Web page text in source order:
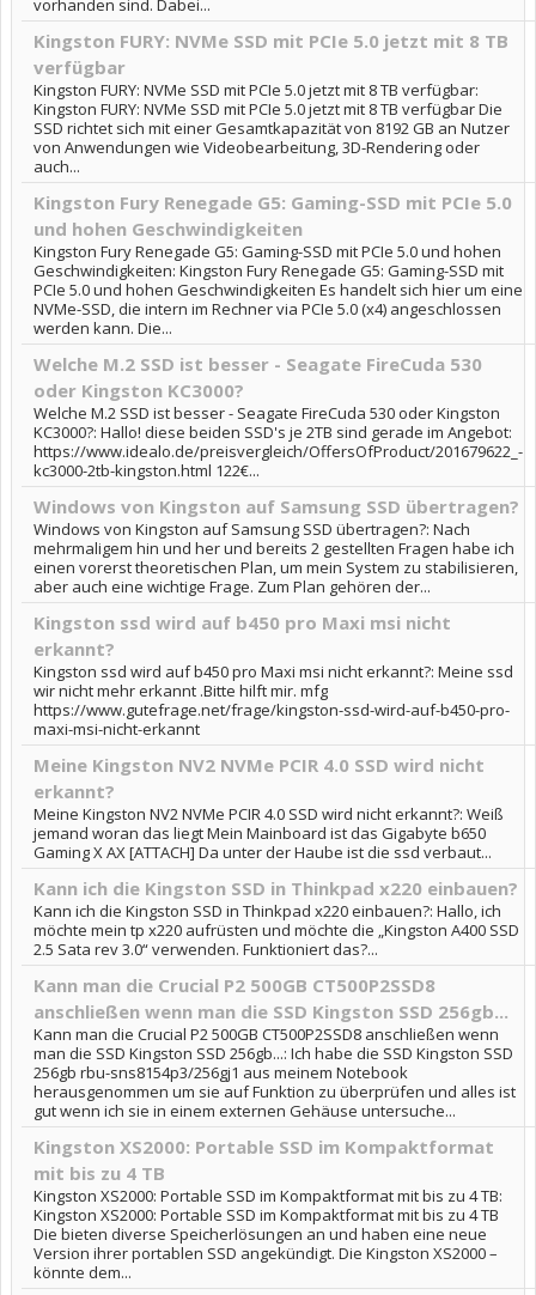
vorhanden sind. Dabei...
Kingston FURY: NVMe SSD mit PCIe 5.0 jetzt mit 8 TB
verfügbar
Kingston FURY: NVMe SSD mit PCIe 5.0 jetzt mit 8 TB verfügbar:
Kingston FURY: NVMe SSD mit PCIe 5.0 jetzt mit 8 TB verfügbar Die
SSD richtet sich mit einer Gesamtkapazität von 8192 GB an Nutzer
von Anwendungen wie Videobearbeitung, 3D-Rendering oder
auch...
Kingston Fury Renegade G5: Gaming-SSD mit PCIe 5.0
und hohen Geschwindigkeiten
Kingston Fury Renegade G5: Gaming-SSD mit PCIe 5.0 und hohen
Geschwindigkeiten: Kingston Fury Renegade G5: Gaming-SSD mit
PCIe 5.0 und hohen Geschwindigkeiten Es handelt sich hier um eine
NVMe-SSD, die intern im Rechner via PCIe 5.0 (x4) angeschlossen
werden kann. Die...
Welche M.2 SSD ist besser - Seagate FireCuda 530
oder Kingston KC3000?
Welche M.2 SSD ist besser - Seagate FireCuda 530 oder Kingston
KC3000?: Hallo! diese beiden SSD's je 2TB sind gerade im Angebot:
https://www.idealo.de/preisvergleich/OffersOfProduct/201679622_-
kc3000-2tb-kingston.html 122€...
Windows von Kingston auf Samsung SSD übertragen?
Windows von Kingston auf Samsung SSD übertragen?: Nach
mehrmaligem hin und her und bereits 2 gestellten Fragen habe ich
einen vorerst theoretischen Plan, um mein System zu stabilisieren,
aber auch eine wichtige Frage. Zum Plan gehören der...
Kingston ssd wird auf b450 pro Maxi msi nicht
erkannt?
Kingston ssd wird auf b450 pro Maxi msi nicht erkannt?: Meine ssd
wir nicht mehr erkannt .Bitte hilft mir. mfg
https://www.gutefrage.net/frage/kingston-ssd-wird-auf-b450-pro-
maxi-msi-nicht-erkannt
Meine Kingston NV2 NVMe PCIR 4.0 SSD wird nicht
erkannt?
Meine Kingston NV2 NVMe PCIR 4.0 SSD wird nicht erkannt?: Weiß
jemand woran das liegt Mein Mainboard ist das Gigabyte b650
Gaming X AX [ATTACH] Da unter der Haube ist die ssd verbaut...
Kann ich die Kingston SSD in Thinkpad x220 einbauen?
Kann ich die Kingston SSD in Thinkpad x220 einbauen?: Hallo, ich
möchte mein tp x220 aufrüsten und möchte die „Kingston A400 SSD
2.5 Sata rev 3.0“ verwenden. Funktioniert das?...
Kann man die Crucial P2 500GB CT500P2SSD8
anschließen wenn man die SSD Kingston SSD 256gb...
Kann man die Crucial P2 500GB CT500P2SSD8 anschließen wenn
man die SSD Kingston SSD 256gb...: Ich habe die SSD Kingston SSD
256gb rbu-sns8154p3/256gj1 aus meinem Notebook
herausgenommen um sie auf Funktion zu überprüfen und alles ist
gut wenn ich sie in einem externen Gehäuse untersuche...
Kingston XS2000: Portable SSD im Kompaktformat
mit bis zu 4 TB
Kingston XS2000: Portable SSD im Kompaktformat mit bis zu 4 TB:
Kingston XS2000: Portable SSD im Kompaktformat mit bis zu 4 TB
Die bieten diverse Speicherlösungen an und haben eine neue
Version ihrer portablen SSD angekündigt. Die Kingston XS2000 –
könnte dem...